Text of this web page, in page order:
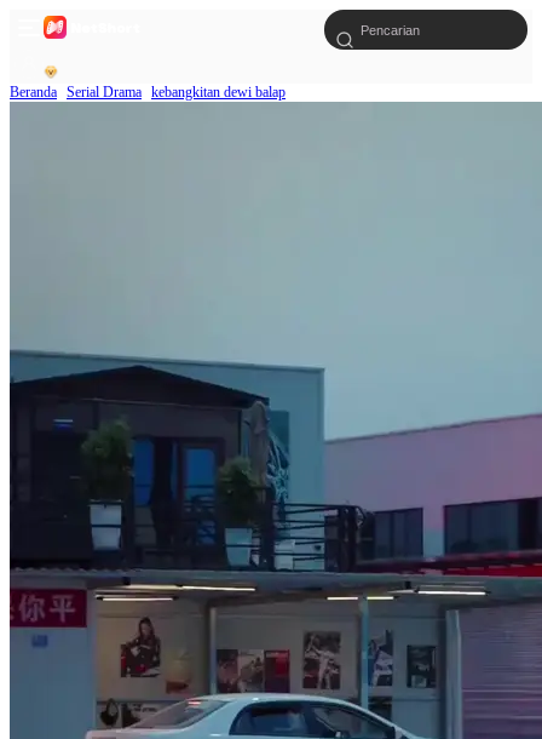
Beranda Serial Drama kebangkitan dewi balap